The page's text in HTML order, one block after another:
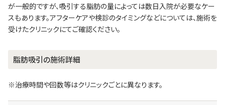
が一般的ですが、吸引する脂肪の量によっては数日入院が必要なケー
スもあります。アフターケアや検診のタイミングなどについては、施術を
受けたクリニックにてご確認ください。
脂肪吸引の施術詳細
※治療時間や回数等はクリニックごとに異なります。